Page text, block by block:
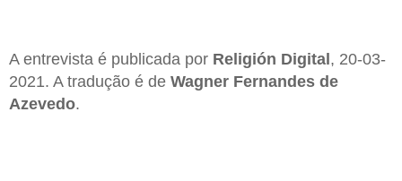
A entrevista é publicada por Religión Digital, 20-03-
2021. A tradução é de Wagner Fernandes de
Azevedo.